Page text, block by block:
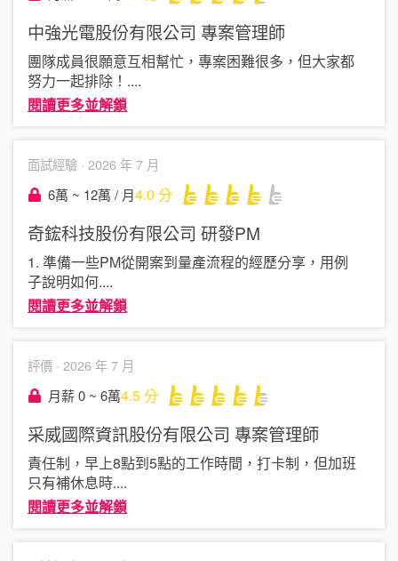
中強光電股份有限公司 專案管理師
團隊成員很願意互相幫忙，專案困難很多，但大家都
努力一起排除！ ....
閱讀更多並解鎖
面試經驗 · 2026 年 7 月
6萬 ~ 12萬 / 月4.0 分
奇鋐科技股份有限公司 研發PM
1. 準備一些PM從開案到量產流程的經歷分享，用例
子說明如何....
閱讀更多並解鎖
評價 · 2026 年 7 月
月薪 0 ~ 6萬4.5分
采威國際資訊股份有限公司 專案管理師
責任制，早上8點到5點的工作時間，打卡制，但加班
只有補休息時....
閱讀更多並解鎖